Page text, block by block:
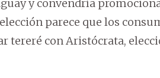
y convendría
parece que los
tereré con Aristócrata,